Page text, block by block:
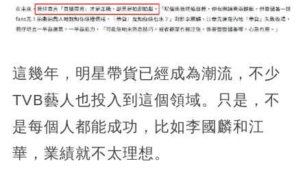
這幾年，明星帶貨已經成為潮流，不少
TVB藝人也投入到這個領域。只是，不
是每個人都能成功，比如李國麟和江
華，業績就不太理想。